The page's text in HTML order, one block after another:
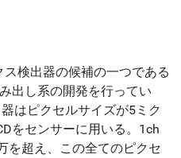
検出器の候補の一つである
出し系の開発を行ってい
はピクセルサイズが5ミク
をセンサーに用いる。1ch
を超え、この全てのピクセ